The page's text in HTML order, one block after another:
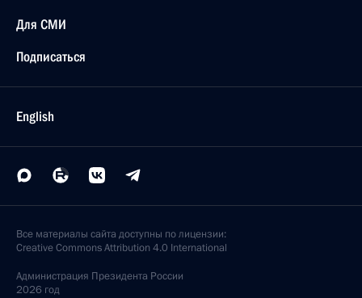
Для СМИ
Подписаться
English
Все материалы сайта доступны по лицензии:
Creative Commons Attribution 4.0 International
Администрация Президента России
2026 год